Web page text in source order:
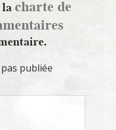
lacharte de
publiée